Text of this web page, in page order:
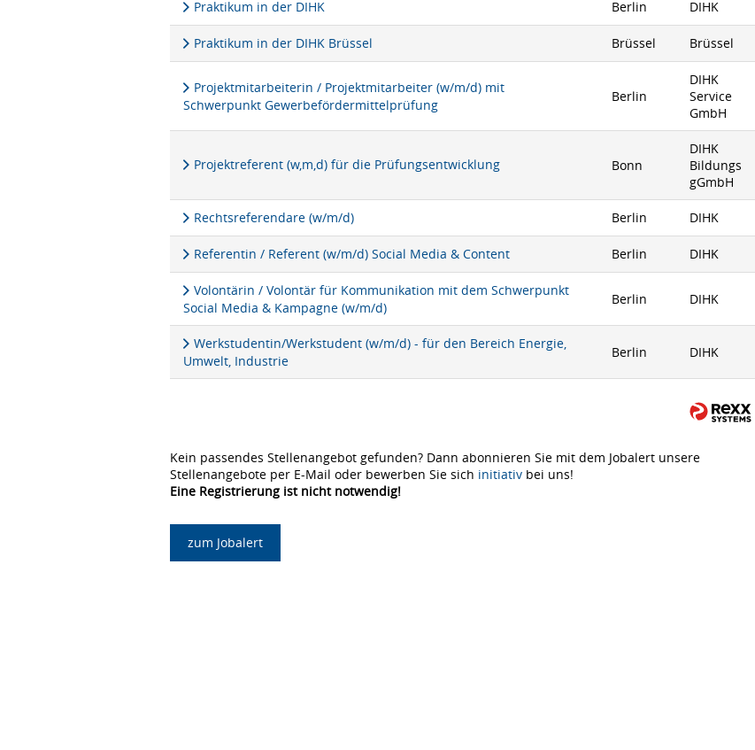
Praktikum in der DIHK Berlin DIHK
Praktikum in der DIHK Brüssel Brüssel Brüssel
Projektmitarbeiterin / Projektmitarbeiter (w/m/d) mit
Schwerpunkt Gewerbefördermittelprüfung
Berlin
DIHK
Service
GmbH
Projektreferent (w,m,d) für die Prüfungsentwicklung Bonn
DIHK
Bildungs
gGmbH
Rechtsreferendare (w/m/d) Berlin DIHK
Referentin / Referent (w/m/d) Social Media & Content Berlin DIHK
Volontärin / Volontär für Kommunikation mit dem Schwerpunkt
Social Media & Kampagne (w/m/d)
Berlin DIHK
Werkstudentin/Werkstudent (w/m/d) - für den Bereich Energie,
Umwelt, Industrie
Berlin DIHK
Kein passendes Stellenangebot gefunden? Dann abonnieren Sie mit dem Jobalert unsere
Stellenangebote per E-Mail oder bewerben Sie sich initiativ bei uns!
Eine Registrierung ist nicht notwendig!
zum Jobalert